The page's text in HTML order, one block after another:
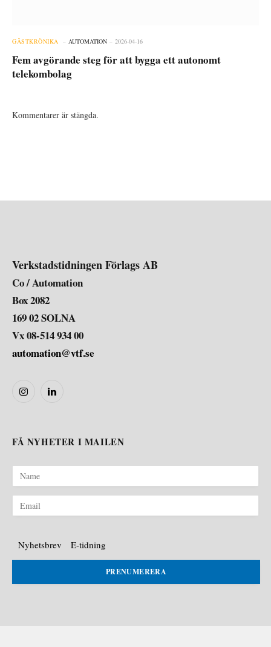
GÄSTKRÖNIKA AUTOMATION 2026-04-16
Fem avgörande steg för att bygga ett autonomt
telekombolag
Kommentarer är stängda.
Verkstadstidningen Förlags AB
Co / Automation
Box 2082
169 02 SOLNA
Vx 08-514 934 00
automation@vtf.se
InstagramLinkedIn
FÅ NYHETER I MAILEN
Nyhetsbrev E-tidning
PRENUMERERA